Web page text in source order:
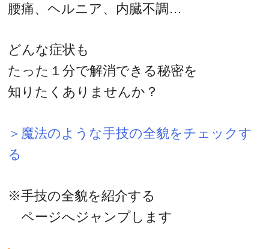
腰痛、ヘルニア、内臓不調…
どんな症状も
たった１分で解消できる秘密を
知りたくありませんか？
＞魔法のような手技の全貌をチェックす
る
※手技の全貌を紹介する
ページへジャンプします